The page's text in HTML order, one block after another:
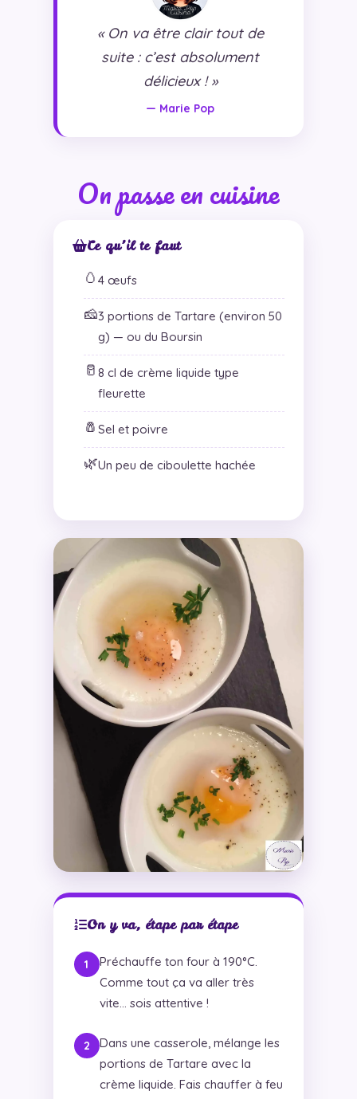
« On va être clair tout de
suite : c’est absolument
délicieux ! »
— Marie Pop
On passe en cuisine
Ce qu’il te faut
🥚 4 œufs
🧀3 portions de Tartare (environ 50
g) — ou du Boursin
🥛 8 cl de crème liquide type
fleurette
🧂 Sel et poivre
🌿Un peu de ciboulette hachée
On y va, étape par étape
Préchauffe ton four à 190°C.
Comme tout ça va aller très
vite… sois attentive !
Dans une casserole, mélange les
portions de Tartare avec la
crème liquide. Fais chauffer à feu